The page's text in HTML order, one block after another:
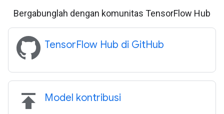
Bergabunglah dengan komunitas TensorFlow Hub
TensorFlow Hub di GitHub
publish Model kontribusi